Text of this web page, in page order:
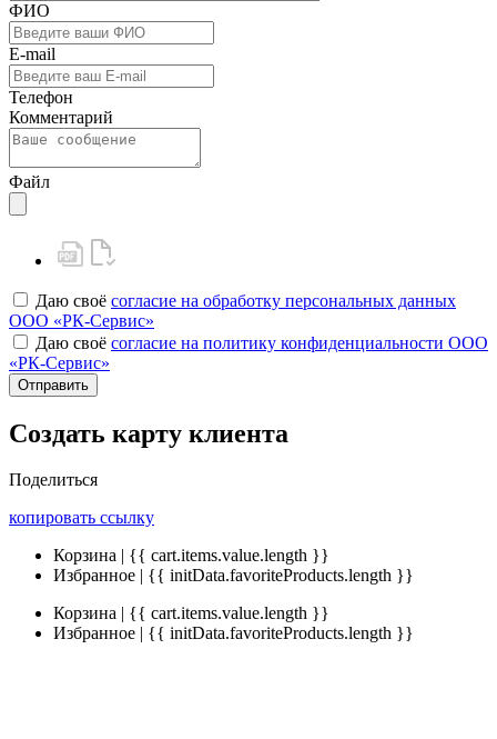
ФИО
E-mail
Телефон
Комментарий
Файл
Даю своё согласие на обработку персональных данных
ООО «РК-Сервис»
Даю своё согласие на политику конфиденциальности ООО
«РК-Сервис»
Отправить
Создать карту клиента
Поделиться
копировать ссылку
Корзина | {{ cart.items.value.length }}
Избранное | {{ initData.favoriteProducts.length }}
Корзина | {{ cart.items.value.length }}
Избранное | {{ initData.favoriteProducts.length }}